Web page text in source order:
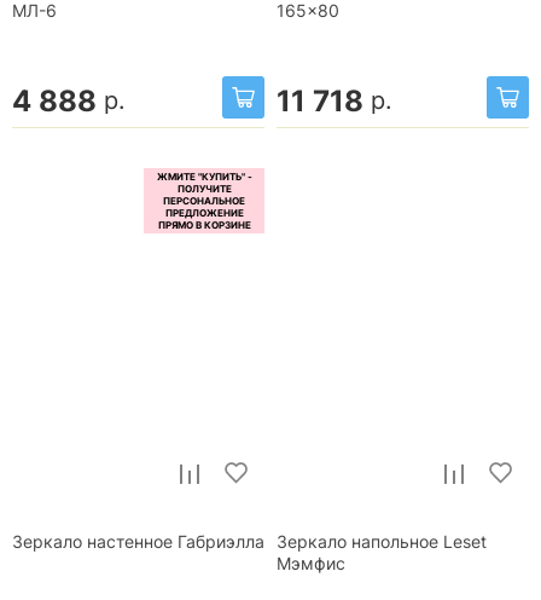
МЛ-6
4 888 р.
165x80
11 718 р.
Зеркало настенное Габриэлла
Зеркало напольное Leset
Мэмфис